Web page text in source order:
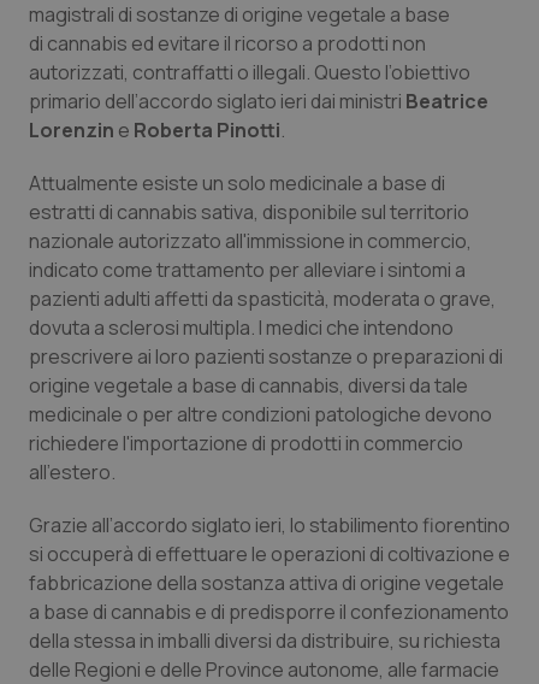
Abruzzo
Basilicata
Calabria
Campania
Emilia-Romagna
Friuli Venezia Giulia
Lazio
Liguria
Lombardia
Marche
Molise
QS Pro Gold
Artrite & artrosi
Asma & BPCO
Car-T
Colesterolo & coronaropatie
Dermatite Atopica
Diabete & glucometri
Disturbi dell’umore
Dolore
Donna & Salute
Epatiti
QS Club Newsletter
magistrali di sostanze di origine vegetale a base
di cannabis ed evitare il ricorso a prodotti non
autorizzati, contraffatti o illegali. Questo l’obiettivo
primario dell’accordo siglato ieri dai ministri Beatrice
Lorenzin e Roberta Pinotti.
Attualmente esiste un solo medicinale a base di
estratti di cannabis sativa, disponibile sul territorio
nazionale autorizzato all'immissione in commercio,
indicato come trattamento per alleviare i sintomi a
pazienti adulti affetti da spasticità, moderata o grave,
dovuta a sclerosi multipla. I medici che intendono
prescrivere ai loro pazienti sostanze o preparazioni di
origine vegetale a base di cannabis, diversi da tale
medicinale o per altre condizioni patologiche devono
richiedere l'importazione di prodotti in commercio
all'estero.
Grazie all’accordo siglato ieri, lo stabilimento fiorentino
si occuperà di effettuare le operazioni di coltivazione e
fabbricazione della sostanza attiva di origine vegetale
a base di cannabis e di predisporre il confezionamento
della stessa in imballi diversi da distribuire, su richiesta
delle Regioni e delle Province autonome, alle farmacie